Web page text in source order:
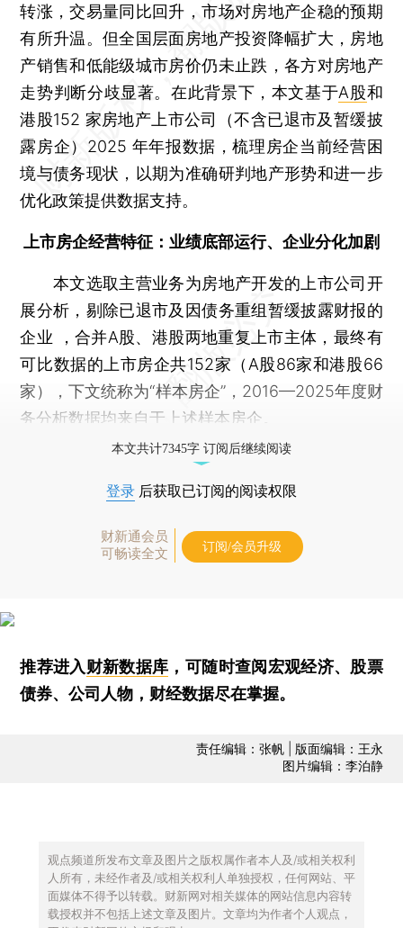
转涨，交易量同比回升，市场对房地产企稳的预期
有所升温。但全国层面房地产投资降幅扩大，房地
产销售和低能级城市房价仍未止跌，各方对房地产
走势判断分歧显著。在此背景下，本文基于A股和
港股152 家房地产上市公司（不含已退市及暂缓披
露房企）2025 年年报数据，梳理房企当前经营困
境与债务现状，以期为准确研判地产形势和进一步
优化政策提供数据支持。
上市房企经营特征：业绩底部运行、企业分化加剧
本文选取主营业务为房地产开发的上市公司开
展分析，剔除已退市及因债务重组暂缓披露财报的
企业 ，合并A股、港股两地重复上市主体，最终有
可比数据的上市房企共152家（A股86家和港股66
家），下文统称为“样本房企”，2016—2025年度财
务分析数据均来自于上述样本房企。
本文共计7345字 订阅后继续阅读
登录 后获取已订阅的阅读权限
财新通会员
可畅读全文
订阅/会员升级
推荐进入财新数据库 ，可随时查阅宏观经济、股票
债券、公司人物，财经数据尽在掌握。
责任编辑：张帆 | 版面编辑：王永
图片编辑：李泊静
观点频道所发布文章及图片之版权属作者本人及/或相关权利
人所有，未经作者及/或相关权利人单独授权，任何网站、平
面媒体不得予以转载。财新网对相关媒体的网站信息内容转
载授权并不包括上述文章及图片。文章均为作者个人观点，